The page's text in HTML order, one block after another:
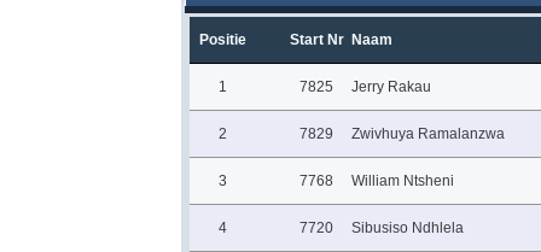
Positie Start Nr Naam
1 7825 Jerry Rakau
2 7829 Zwivhuya Ramalanzwa
3 7768 William Ntsheni
4 7720 Sibusiso Ndhlela